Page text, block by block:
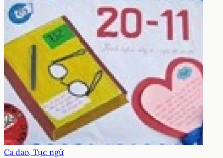
Ca dao, Tục ngữ